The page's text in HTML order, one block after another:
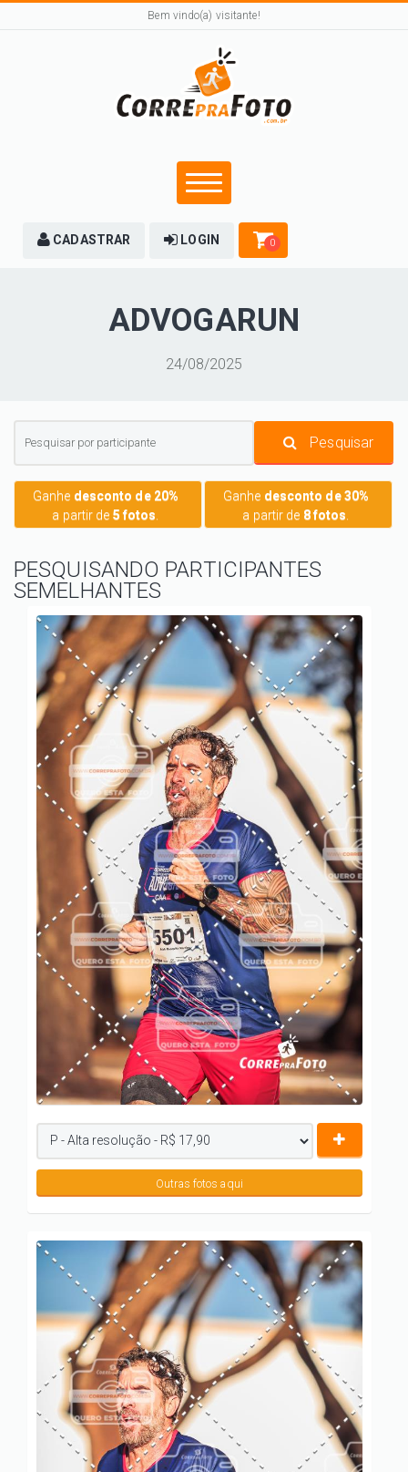
Bem vindo(a) visitante!
CADASTRAR LOGIN 0
ADVOGARUN
24/08/2025
Pesquisar
Ganhe desconto de 20%
a partir de 5 fotos
Ganhe desconto de 30%
a partir de 8 fotos
PESQUISANDO PARTICIPANTES
SEMELHANTES
Outras fotos aqui